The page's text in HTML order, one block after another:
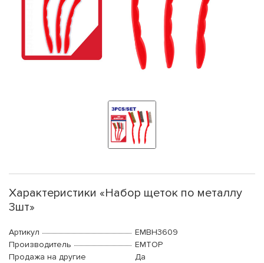
Характеристики «Набор щеток по металлу
3шт»
Артикул
EMBH3609
Производитель
EMTOP
Продажа на другие
Да